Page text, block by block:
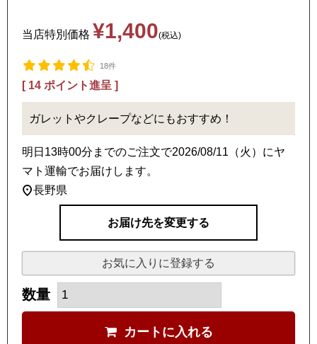
当店特別価格 ¥1,400 税込
18件
[ 14 ポイント進呈 ]
ガレットやクレープなどにもおすすめ！
明日 13時00分 までのご注文で2026/08/11（火） にヤ
マト運輸でお届けします。
長野県
お届け先を変更する
お気に入りに登録する
カートに入れる